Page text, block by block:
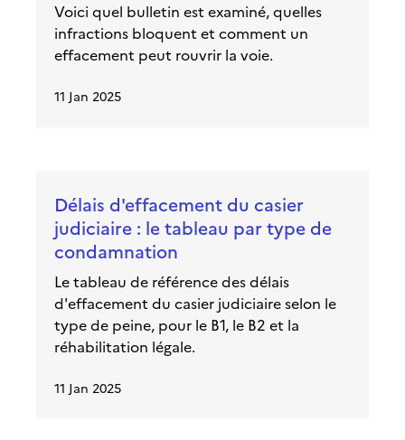
Voici quel bulletin est examiné, quelles
infractions bloquent et comment un
effacement peut rouvrir la voie.
11 Jan 2025
Délais d'effacement du casier
judiciaire : le tableau par type de
condamnation
Le tableau de référence des délais
d'effacement du casier judiciaire selon le
type de peine, pour le B1, le B2 et la
réhabilitation légale.
11 Jan 2025